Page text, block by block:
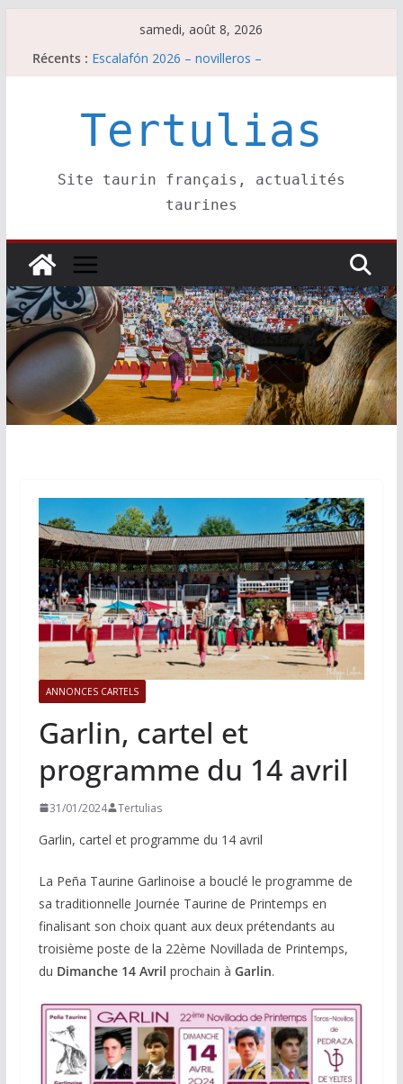
samedi, août 8, 2026
Récents : Escalafón 2026 – novilleros –
Les brèves du vendredi 7 août
Escalafón 2026 – matadors de toros-
Tertulias
Site taurin français, actualités
taurines
ANNONCES CARTELS
Garlin, cartel et
programme du 14 avril
31/01/2024 Tertulias
Garlin, cartel et programme du 14 avril
La Peña Taurine Garlinoise a bouclé le programme de
sa traditionnelle Journée Taurine de Printemps en
finalisant son choix quant aux deux prétendants au
troisième poste de la 22ème Novillada de Printemps,
du Dimanche 14 Avril prochain à Garlin.